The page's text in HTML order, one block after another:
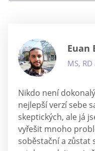
Euan
MS,
Nikdo není
nejlepší verzí sebe
skeptických, ale já
vyřešit mnoho
soběstační a zůstat